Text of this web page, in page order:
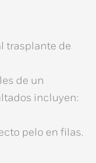
trasplante de
de un
incluyen:
pelo en filas.